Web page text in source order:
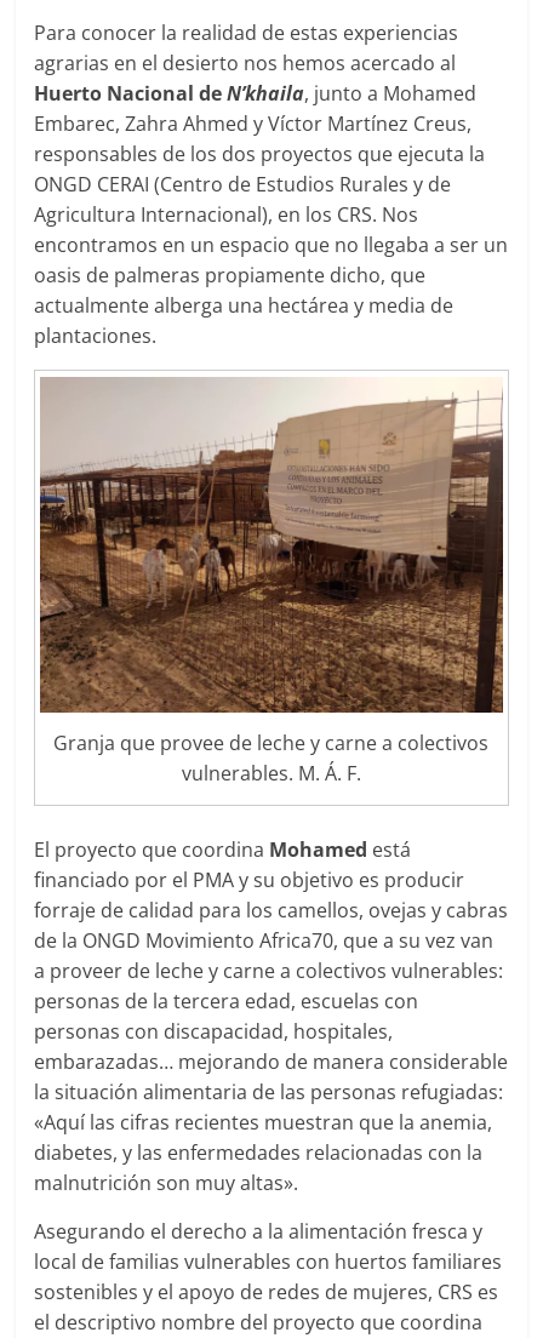
Para conocer la realidad de estas experiencias
agrarias en el desierto nos hemos acercado al
Huerto Nacional deN’khaila, junto a Mohamed
Embarec, Zahra Ahmed y Víctor Martínez Creus,
responsables de los dos proyectos que ejecuta la
ONGD CERAI (Centro de Estudios Rurales y de
Agricultura Internacional), en los CRS. Nos
encontramos en un espacio que no llegaba a ser un
oasis de palmeras propiamente dicho, que
actualmente alberga una hectárea y media de
plantaciones.
Granja que provee de leche y carne a colectivos
vulnerables. M. Á. F.
El proyecto que coordina Mohamed está
financiado por el PMA y su objetivo es producir
forraje de calidad para los camellos, ovejas y cabras
de la ONGD Movimiento Africa70, que a su vez van
a proveer de leche y carne a colectivos vulnerables:
personas de la tercera edad, escuelas con
personas con discapacidad, hospitales,
embarazadas… mejorando de manera considerable
la situación alimentaria de las personas refugiadas:
«Aquí las cifras recientes muestran que la anemia,
diabetes, y las enfermedades relacionadas con la
malnutrición son muy altas».
Asegurando el derecho a la alimentación fresca y
local de familias vulnerables con huertos familiares
sostenibles y el apoyo de redes de mujeres, CRS es
el descriptivo nombre del proyecto que coordina